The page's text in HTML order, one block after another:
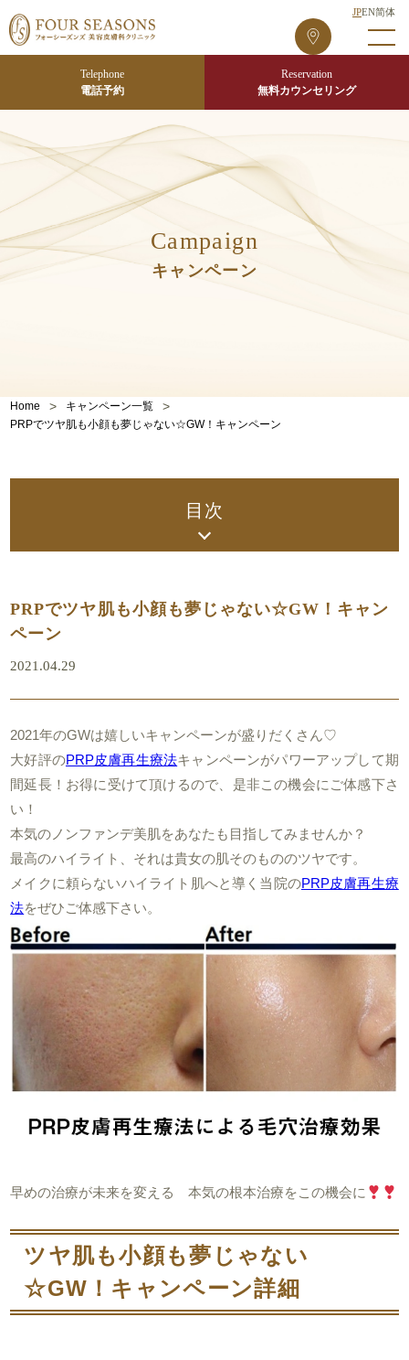
EN
JP 简体
Telephone
電話予約
Reservation
無料カウンセリング
フ
ォ
ー
ズ
東
院
Campaign
キャンペーン
Home > キャンペーン一覧 >
PRPでツヤ肌も小顔も夢じゃない☆GW！キャンペーン
目次
PRPでツヤ肌も小顔も夢じゃない☆GW！キャン
ペーン
2021.04.29
2021年のGWは嬉しいキャンペーンが盛りだくさん♡
大好評のPRP皮膚再生療法キャンペーンがパワーアップして期
間延長！お得に受けて頂けるので、是非この機会にご体感下さ
い！
本気のノンファンデ美肌をあなたも目指してみませんか？
最高のハイライト、それは貴女の肌そのもののツヤです。
メイクに頼らないハイライト肌へと導く当院のPRP皮膚再生療
法をぜひご体感下さい。
早めの治療が未来を変える 本気の根本治療をこの機会に
ツヤ肌も小顔も夢じゃない
☆GW！キャンペーン詳細